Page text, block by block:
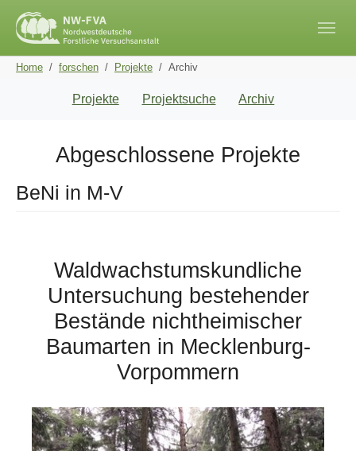
You are here:
Home forschen Projekte Archiv
Projekte Projektsuche Archiv
Abgeschlossene Projekte
BeNi in M-V
Waldwachstumskundliche
Untersuchung bestehender
Bestände nichtheimischer
Baumarten in Mecklenburg-
Vorpommern
Show larger version for: